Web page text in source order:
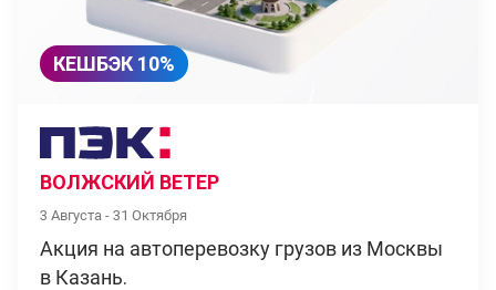
КЕШБЭК 10%
ВОЛЖСКИЙ ВЕТЕР
3 Августа - 31 Октября
Акция на автоперевозку грузов из Москвы
в Казань.